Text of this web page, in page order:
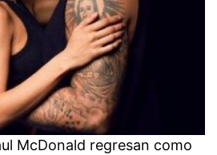
McDonald regresan como